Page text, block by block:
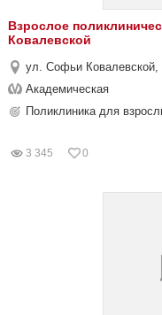
Взрослое
Ковалевской
ул. Софьи Ковалевской,
Академическая
Поликлиника для
3 345 0